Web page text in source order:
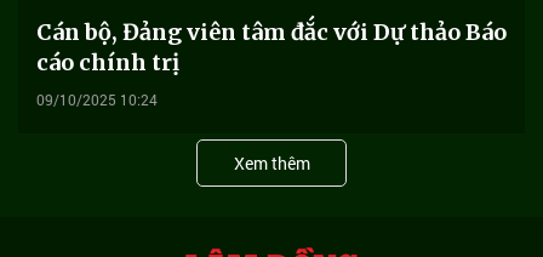
Cán bộ, Đảng viên tâm đắc với Dự thảo Báo
cáo chính trị
09/10/2025 10:24
Xem thêm